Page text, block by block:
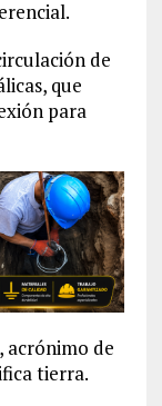
de
que
para
acrónimo de
tierra.